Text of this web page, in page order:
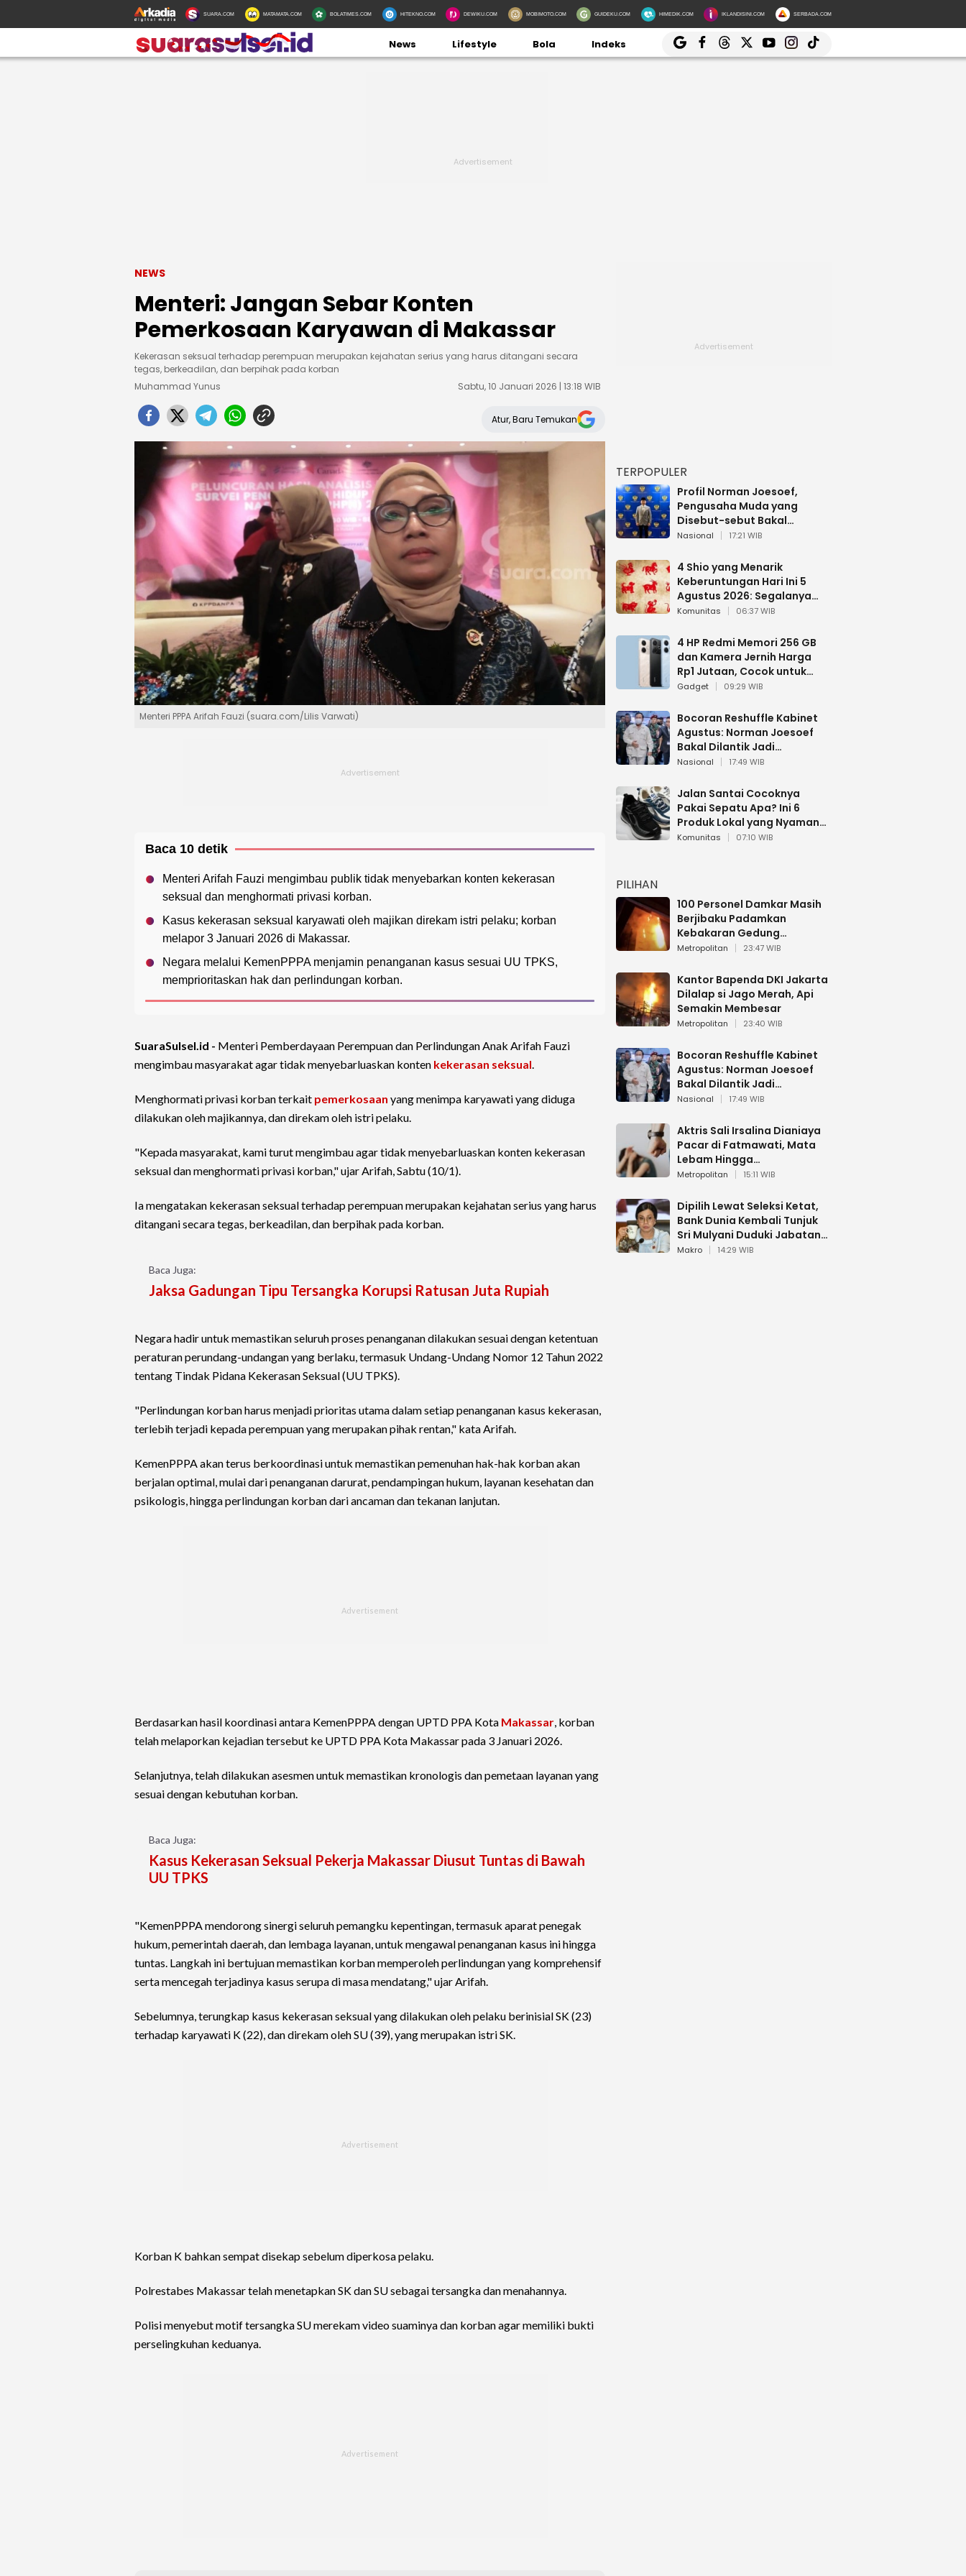
SUARA.COM MATAMATA.COM BOLATIMES.COM HITEKNO.COM DEWIKU.COM MOBIMOTO.COM GUIDEKU.COM HIMEDIK.COM IKLANDISINI.COM SERBADA.COM
News Lifestyle Bola Indeks
NEWS
Menteri: Jangan Sebar Konten
Pemerkosaan Karyawan di Makassar
Kekerasan seksual terhadap perempuan merupakan kejahatan serius yang harus ditangani secara
tegas, berkeadilan, dan berpihak pada korban
Muhammad Yunus
Sabtu, 10 Januari 2026 | 13:18 WIB
Atur, Baru Temukan
Menteri PPPA Arifah Fauzi (suara.com/Lilis Varwati)
Baca 10 detik
Menteri Arifah Fauzi mengimbau publik tidak menyebarkan konten kekerasan
seksual dan menghormati privasi korban.
Kasus kekerasan seksual karyawati oleh majikan direkam istri pelaku; korban
melapor 3 Januari 2026 di Makassar.
Negara melalui KemenPPPA menjamin penanganan kasus sesuai UU TPKS,
memprioritaskan hak dan perlindungan korban.
SuaraSulsel.id - Menteri Pemberdayaan Perempuan dan Perlindungan Anak Arifah Fauzi
mengimbau masyarakat agar tidak menyebarluaskan konten kekerasan seksual.
Menghormati privasi korban terkait pemerkosaan yang menimpa karyawati yang diduga
dilakukan oleh majikannya, dan direkam oleh istri pelaku.
"Kepada masyarakat, kami turut mengimbau agar tidak menyebarluaskan konten kekerasan
seksual dan menghormati privasi korban," ujar Arifah, Sabtu (10/1).
Ia mengatakan kekerasan seksual terhadap perempuan merupakan kejahatan serius yang harus
ditangani secara tegas, berkeadilan, dan berpihak pada korban.
Baca Juga:
Jaksa Gadungan Tipu Tersangka Korupsi Ratusan Juta Rupiah
Negara hadir untuk memastikan seluruh proses penanganan dilakukan sesuai dengan ketentuan
peraturan perundang-undangan yang berlaku, termasuk Undang-Undang Nomor 12 Tahun 2022
tentang Tindak Pidana Kekerasan Seksual (UU TPKS).
"Perlindungan korban harus menjadi prioritas utama dalam setiap penanganan kasus kekerasan,
terlebih terjadi kepada perempuan yang merupakan pihak rentan," kata Arifah.
KemenPPPA akan terus berkoordinasi untuk memastikan pemenuhan hak-hak korban akan
berjalan optimal, mulai dari penanganan darurat, pendampingan hukum, layanan kesehatan dan
psikologis, hingga perlindungan korban dari ancaman dan tekanan lanjutan.
Berdasarkan hasil koordinasi antara KemenPPPA dengan UPTD PPA Kota Makassar, korban
telah melaporkan kejadian tersebut ke UPTD PPA Kota Makassar pada 3 Januari 2026.
Selanjutnya, telah dilakukan asesmen untuk memastikan kronologis dan pemetaan layanan yang
sesuai dengan kebutuhan korban.
Baca Juga:
Kasus Kekerasan Seksual Pekerja Makassar Diusut Tuntas di Bawah
UU TPKS
"KemenPPPA mendorong sinergi seluruh pemangku kepentingan, termasuk aparat penegak
hukum, pemerintah daerah, dan lembaga layanan, untuk mengawal penanganan kasus ini hingga
tuntas. Langkah ini bertujuan memastikan korban memperoleh perlindungan yang komprehensif
serta mencegah terjadinya kasus serupa di masa mendatang," ujar Arifah.
Sebelumnya, terungkap kasus kekerasan seksual yang dilakukan oleh pelaku berinisial SK (23)
terhadap karyawati K (22), dan direkam oleh SU (39), yang merupakan istri SK.
Korban K bahkan sempat disekap sebelum diperkosa pelaku.
Polrestabes Makassar telah menetapkan SK dan SU sebagai tersangka dan menahannya.
Polisi menyebut motif tersangka SU merekam video suaminya dan korban agar memiliki bukti
perselingkuhan keduanya.
TERPOPULER
Profil Norman Joesoef,
Pengusaha Muda yang
Disebut-sebut Bakal
Dilantik Jadi Wamenhan RI
Nasional 17:21 WIB
4 Shio yang Menarik
Keberuntungan Hari Ini 5
Agustus 2026: Segalanya
Berjalan Lancar
Komunitas 06:37 WIB
4 HP Redmi Memori 256 GB
dan Kamera Jernih Harga
Rp1 Jutaan, Cocok untuk
Multitasking
Gadget 09:29 WIB
Bocoran Reshuffle Kabinet
Agustus: Norman Joesoef
Bakal Dilantik Jadi
Wamenhan RI
Nasional 17:49 WIB
Jalan Santai Cocoknya
Pakai Sepatu Apa? Ini 6
Produk Lokal yang Nyaman
Buat 17 Agustusan
Komunitas 07:10 WIB
PILIHAN
100 Personel Damkar Masih
Berjibaku Padamkan
Kebakaran Gedung
Bapenda DKI
Metropolitan 23:47 WIB
Kantor Bapenda DKI Jakarta
Dilalap si Jago Merah, Api
Semakin Membesar
Metropolitan 23:40 WIB
Bocoran Reshuffle Kabinet
Agustus: Norman Joesoef
Bakal Dilantik Jadi
Wamenhan RI
Nasional 17:49 WIB
Aktris Sali Irsalina Dianiaya
Pacar di Fatmawati, Mata
Lebam Hingga
Diselamatkan Polantas
Metropolitan 15:11 WIB
Dipilih Lewat Seleksi Ketat,
Bank Dunia Kembali Tunjuk
Sri Mulyani Duduki Jabatan
Strategis
Makro 14:29 WIB